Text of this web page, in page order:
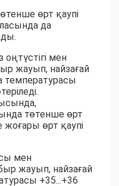
өрт қаупі
да
оңтүстігі мен
жауып, найзағай
температурасы
төтенше өрт
жоғары өрт қаупі
мен
жауып, найзағай
+35...+36